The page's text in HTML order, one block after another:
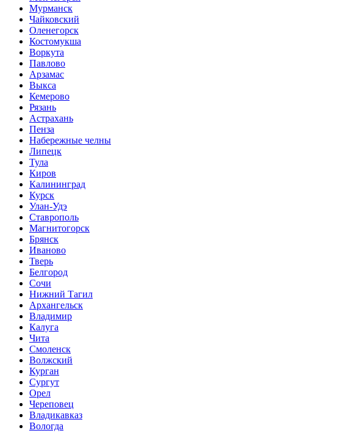
Мурманск
Чайковский
Оленегорск
Костомукша
Воркута
Павлово
Арзамас
Выкса
Кемерово
Рязань
Астрахань
Пенза
Набережные челны
Липецк
Тула
Киров
Калининград
Курск
Улан-Удэ
Ставрополь
Магнитогорск
Брянск
Иваново
Тверь
Белгород
Сочи
Нижний Тагил
Архангельск
Владимир
Калуга
Чита
Смоленск
Волжский
Курган
Сургут
Орел
Череповец
Владикавказ
Вологда